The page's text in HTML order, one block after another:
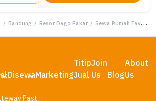
/ Bandung / Resor Dago Pakar / Sewa Rumah Favorit di Resor Dago Pakar, Bandung, Harga Terjangkau
DisewaMarketing
Titip
Jual
Join
Us
Blog
About
Us
Crystall II no. 11, Gateway Pasteur Residence, Bandung – Jawa Barat